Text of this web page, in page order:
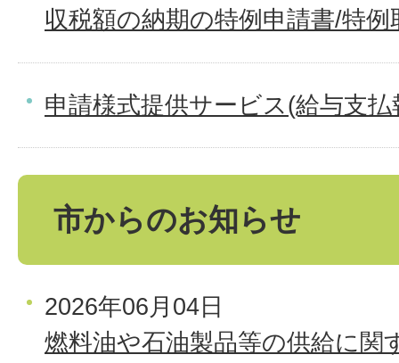
収税額の納期の特例申請書/特例
申請様式提供サービス(給与支払
市からのお知らせ
2026年06月04日
燃料油や石油製品等の供給に関